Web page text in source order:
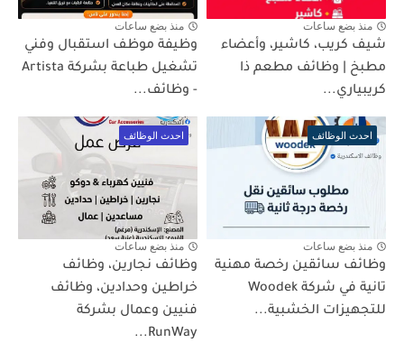
منذ بضع ساعات
شيف كريب، كاشير، وأعضاء
مطبخ | وظائف مطعم ذا
كريبياري...
منذ بضع ساعات
وظيفة موظف استقبال وفني
تشغيل طباعة بشركة Artista
- وظائف...
احدث الوظائف
منذ بضع ساعات
وظائف سائقين رخصة مهنية
تانية في شركة Woodek
للتجهيزات الخشبية...
احدث الوظائف
منذ بضع ساعات
وظائف نجارين، وظائف
خراطين وحدادين، وظائف
فنيين وعمال بشركة
RunWay...